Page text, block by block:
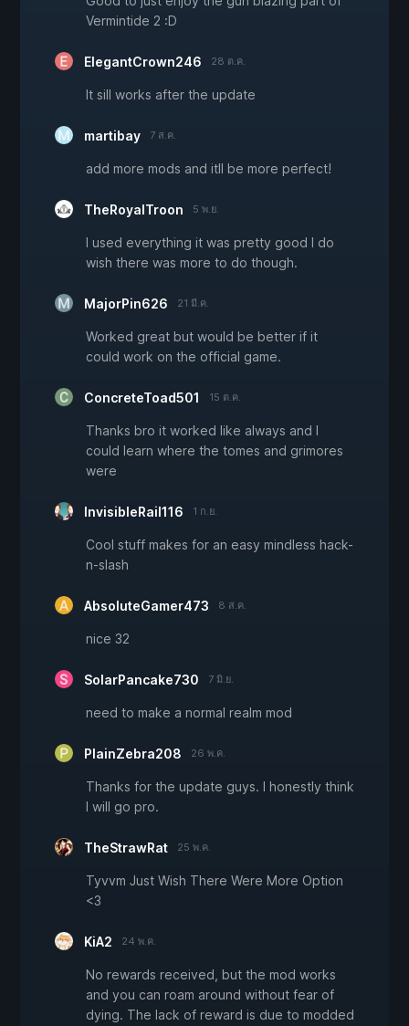
Vermintide 2 :D
ElegantCrown246 28 ต.ค.
It sill works after the update
martibay 7 ส.ค.
add more mods and itll be more perfect!
TheRoyalTroon 5 พ.ย.
I used everything it was pretty good I do
wish there was more to do though.
MajorPin626 21 มี.ค.
Worked great but would be better if it
could work on the official game.
ConcreteToad501 15 ต.ค.
Thanks bro it worked like always and I
could learn where the tomes and grimores
were
InvisibleRail116 1 ก.ย.
Cool stuff makes for an easy mindless hack-
n-slash
AbsoluteGamer473 8 ส.ค.
nice 32
SolarPancake730 7 มิ.ย.
need to make a normal realm mod
PlainZebra208 26 พ.ค.
Thanks for the update guys. I honestly think
I will go pro.
TheStrawRat 25 พ.ค.
Tyvvm Just Wish There Were More Option
<3
KiA2 24 พ.ค.
No rewards received, but the mod works
and you can roam around without fear of
dying. The lack of reward is due to modded